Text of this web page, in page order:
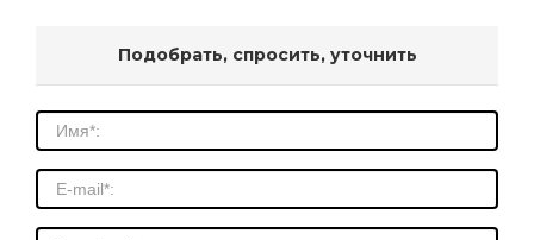
Подобрать, спросить, уточнить